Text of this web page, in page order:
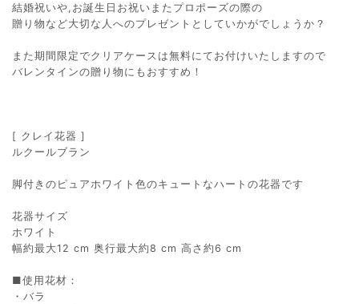
結婚祝いや,お誕生日お祝いまたプロポーズの際の
贈り物など大切な人へのプレゼントとしていかがでしょうか？
また期間限定でクリアケースは無料にてお付けいたしますので
バレンタインの贈り物にもおすすめ！
[ クレイ花器 ]
ルクールブラン
脚付きのピュアホワイト色のキュートなハートの花器です
花器サイズ
ホワイト
幅約最大12 cm 奥行最大約8 cm 高さ約6 cm
■使用花材：
・バラ